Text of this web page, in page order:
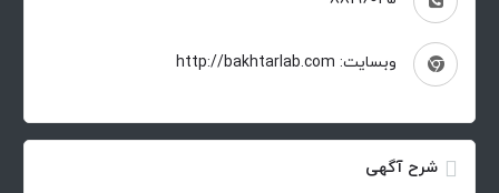
وبسایت: http://bakhtarlab.com
شرح آگهی